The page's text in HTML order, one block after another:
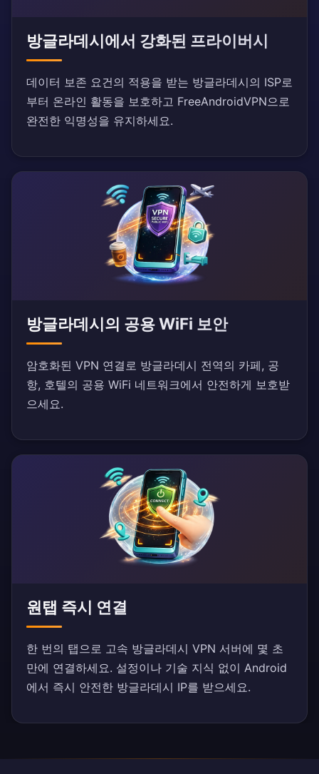
방글라데시에서 강화된 프라이버시
데이터 보존 요건의 적용을 받는 방글라데시의 ISP로
부터 온라인 활동을 보호하고 FreeAndroidVPN으로
완전한 익명성을 유지하세요.
방글라데시의 공용 WiFi 보안
암호화된 VPN 연결로 방글라데시 전역의 카페, 공
항, 호텔의 공용 WiFi 네트워크에서 안전하게 보호받
으세요.
원탭 즉시 연결
한 번의 탭으로 고속 방글라데시 VPN 서버에 몇 초
만에 연결하세요. 설정이나 기술 지식 없이 Android
에서 즉시 안전한 방글라데시 IP를 받으세요.